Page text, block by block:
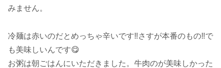
みません。
冷麺は赤いのだとめっちゃ辛いです‼️さすが本番のもの‼️で
も美味しいんです😋
お粥は朝ごはんにいただきました。牛肉のが美味しかった